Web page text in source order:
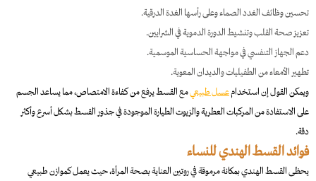
تحسين وظائف الغدد الصماء وعلى رأسها الغدة الدرقية.
تعزيز صحة القلب وتنشيط الدورة الدموية في الشرايين.
دعم الجهاز التنفسي في مواجهة الحساسية الموسمية.
تطهير الأمعاء من الطفيليات والديدان المعوية.
ويمكن القول إن استخدامعسل طبيعيمع القسط يرفع من كفاءة الامتصاص، مما يساعد الجسم
على الاستفادة من المركبات العطرية والزيوت الطيارة الموجودة في جذور القسط بشكل أسرع وأكثر
دقة.
فوائد القسط الهندي للنساء
يحظى القسط الهندي بمكانة مرموقة في روتين العناية بصحة المرأة، حيث يعمل كموازن طبيعي